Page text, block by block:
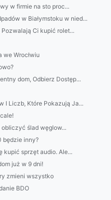
w firmie na sto proc...
w Białymstoku w nied...
Ci kupić rolet...
Wrocłwiu
dom, Odbierz Dostęp...
I Liczb, Które Pokazują Ja...
ślad węglow...
będzie inny?
kupić sprzęt audio. Ale...
już w 9 dni!
zmieni wszystko
BDO